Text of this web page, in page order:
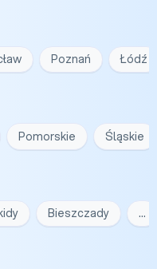
Poznań Łódź
Pomorskie Śląskie
Bieszczady …